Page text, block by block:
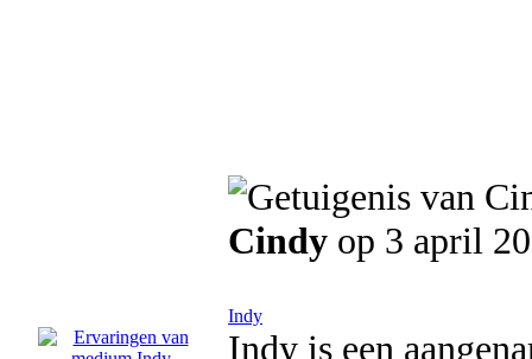
Cindy op 3 april
Indy
Indy is een